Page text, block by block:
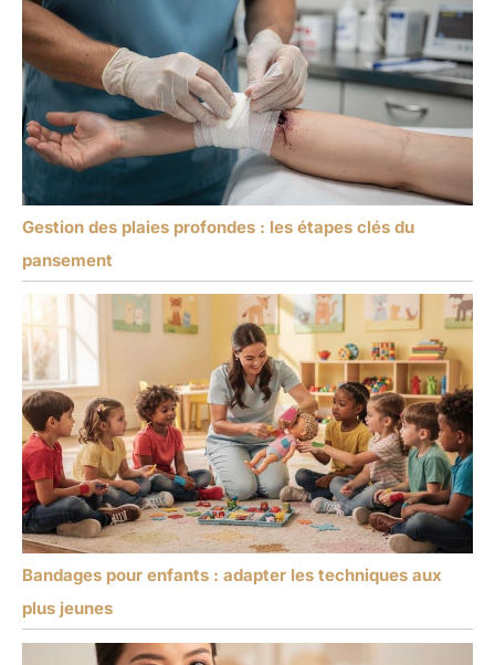
Gestion des plaies profondes : les étapes clés du
pansement
Bandages pour enfants : adapter les techniques aux
plus jeunes